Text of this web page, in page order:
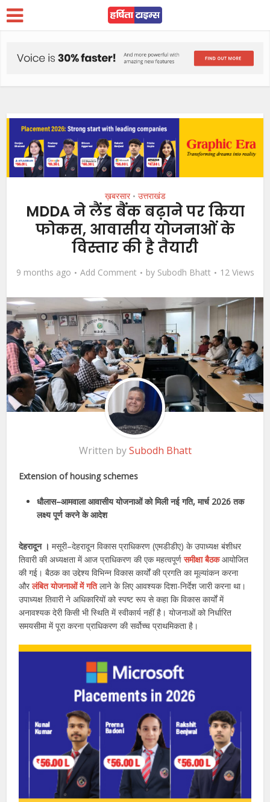
ख़बरसार • उत्तराखंड
MDDA ने लैंड बैंक बढ़ाने पर किया
फोकस, आवासीय योजनाओं के
विस्तार की है तैयारी
9 months ago Add Comment by Subodh Bhatt 12 Views
Written bySubodh Bhatt
Extension of housing schemes
धौलास–आमवाला आवासीय योजनाओं को मिली नई गति, मार्च 2026 तक
लक्ष्य पूर्ण करने के आदेश
देहरादून । मसूरी–देहरादून विकास प्राधिकरण (एमडीडीए) के उपाध्यक्ष बंशीधर
तिवारी की अध्यक्षता में आज प्राधिकरण की एक महत्वपूर्णसमीक्षा बैठकआयोजित
की गई। बैठक का उद्देश्य विभिन्न विकास कार्यों की प्रगति का मूल्यांकन करना
औरलंबित योजनाओं में गतिलाने के लिए आवश्यक दिशा-निर्देश जारी करना था।
उपाध्यक्ष तिवारी ने अधिकारियों को स्पष्ट रूप से कहा कि विकास कार्यों में
अनावश्यक देरी किसी भी स्थिति में स्वीकार्य नहीं है। योजनाओं को निर्धारित
समयसीमा में पूरा करना प्राधिकरण की सर्वोच्च प्राथमिकता है।